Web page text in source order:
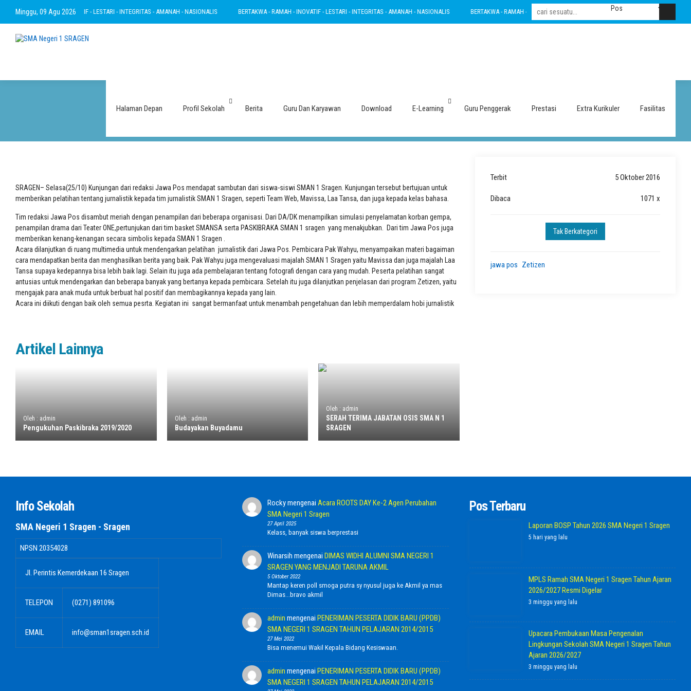
Minggu, 09 Agu 2026
- RAMAH - INOVATIF - LESTARI - INTEGRITAS - AMANAH - NASIONALIS BERTAKWA - RAMAH - INOVATIF - LESTARI - INTEGRITAS - AMANAH - NASIONALIS BERTAKWA - RAMAH - INOVATIF - LESTARI - INTEGRITAS - AMANAH - NASIONALIS
Halaman Depan Profil Sekolah Berita Guru Dan Karyawan Download E-Learning Guru Penggerak Prestasi Extra Kurikuler Fasilitas
Tamu Istimewa, Berbagi Ilmu
SRAGEN– Selasa(25/10) Kunjungan dari redaksi Jawa Pos mendapat sambutan dari siswa-siswi SMAN 1 Sragen. Kunjungan tersebut bertujuan untuk
memberikan pelatihan tentang jurnalistik kepada tim jurnalistik SMAN 1 Sragen, seperti Team Web, Mavissa, Laa Tansa, dan juga kepada kelas bahasa.
Tim redaksi Jawa Pos disambut meriah dengan penampilan dari beberapa organisasi. Dari DA/DK menampilkan simulasi penyelamatan korban gempa,
penampilan drama dari Teater ONE,pertunjukan dari tim basket SMANSA serta PASKIBRAKA SMAN 1 sragen yang menakjubkan. Dari tim Jawa Pos juga
memberikan kenang-kenangan secara simbolis kepada SMAN 1 Sragen .
Acara dilanjutkan di ruang multimedia untuk mendengarkan pelatihan jurnalistik dari Jawa Pos. Pembicara Pak Wahyu, menyampaikan materi bagaiman
cara mendapatkan berita dan menghasilkan berita yang baik. Pak Wahyu juga mengevaluasi majalah SMAN 1 Sragen yaitu Mavissa dan juga majalah Laa
Tansa supaya kedepannya bisa lebih baik lagi. Selain itu juga ada pembelajaran tentang fotografi dengan cara yang mudah. Peserta pelatihan sangat
antusias untuk mendengarkan dan beberapa banyak yang bertanya kepada pembicara. Setelah itu juga dilanjutkan penjelasan dari program Zetizen, yaitu
mengajak para anak muda untuk berbuat hal positif dan membagikannya kepada yang lain.
Acara ini diikuti dengan baik oleh semua pesrta. Kegiatan ini sangat bermanfaat untuk menambah pengetahuan dan lebih memperdalam hobi jurnalistik
Artikel Lainnya
Oleh : admin
Pengukuhan Paskibraka 2019/2020
Oleh : admin
Budayakan Buyadamu
Oleh : admin
SERAH TERIMA JABATAN OSIS SMA N 1
SRAGEN
Terbit 5 Oktober 2016
Dibaca 1071 x
Tak Berkategori
jawa pos Zetizen
Info Sekolah
SMA Negeri 1 Sragen - Sragen
NPSN 20354028
Jl. Perintis Kemerdekaan 16 Sragen
TELEPON (0271) 891096
EMAIL info@sman1sragen.sch.id
RockymengenaiAcara ROOTS DAY Ke-2 Agen Perubahan
SMA Negeri 1 Sragen
27 April 2025
Kelass, banyak siswa berprestasi
Winarsih mengenaiDIMAS WIDHI ALUMNI SMA NEGERI 1
SRAGEN YANG MENJADI TARUNA AKMIL
5 Oktober 2022
Mantap keren poll smoga putra sy nyusul juga ke Akmil ya mas
Dimas...bravo akmil
admin mengenaiPENERIMAN PESERTA DIDIK BARU (PPDB)
SMA NEGERI 1 SRAGEN TAHUN PELAJARAN 2014/2015
27 Mei 2022
Bisa menemui Wakil Kepala Bidang Kesiswaan.
admin mengenaiPENERIMAN PESERTA DIDIK BARU (PPDB)
SMA NEGERI 1 SRAGEN TAHUN PELAJARAN 2014/2015
Pos Terbaru
Laporan BOSP Tahun 2026 SMA Negeri 1 Sragen
5 hari yang lalu
MPLS Ramah SMA Negeri 1 Sragen Tahun Ajaran
2026/2027 Resmi Digelar
3 minggu yang lalu
Upacara Pembukaan Masa Pengenalan
Lingkungan Sekolah SMA Negeri 1 Sragen Tahun
Ajaran 2026/2027
3 minggu yang lalu